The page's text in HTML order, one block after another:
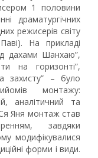
1 половини
драматургічних
режисерів світу
На прикладі
дахами Шанхаю”,
на горизонті”,
захисту” – було
монтажу:
аналітичний та
Яня монтаж став
завдяки
модифікувалися
форми і види.